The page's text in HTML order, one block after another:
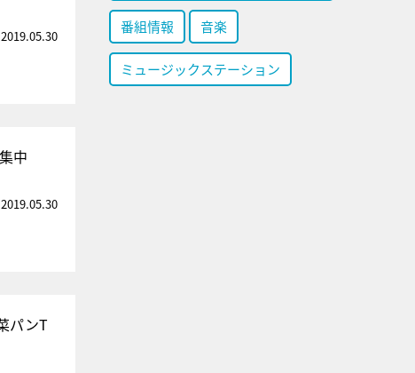
2019.05.30
中
2019.05.30
パンT
番組情報 音楽
ミュージックステーション